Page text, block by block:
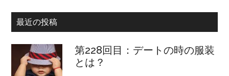
最近の投稿
第228回目：デートの時の服装
とは？